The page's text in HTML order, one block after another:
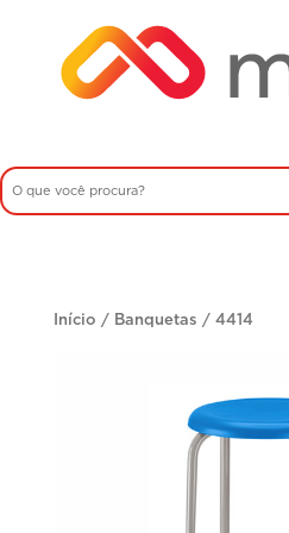
Início / Banquetas / 4414